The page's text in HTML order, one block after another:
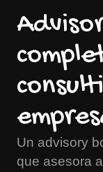
Un advisory
que asesora